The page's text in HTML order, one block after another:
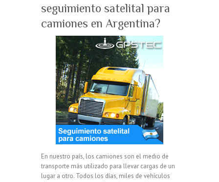
seguimiento satelital para
camiones en Argentina?
En nuestro país, los camiones son el medio de
transporte más utilizado para llevar cargas de un
lugar a otro. Todos los días, miles de vehículos